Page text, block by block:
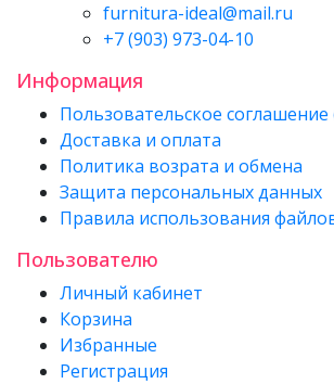
furnitura-ideal@mail.ru
+7 (903) 973-04-10
Информация
Пользовательское соглашение
Доставка и оплата
Политика возрата и обмена
Защита персональных данных
Правила использования
Пользователю
Личный кабинет
Корзина
Избранные
Регистрация